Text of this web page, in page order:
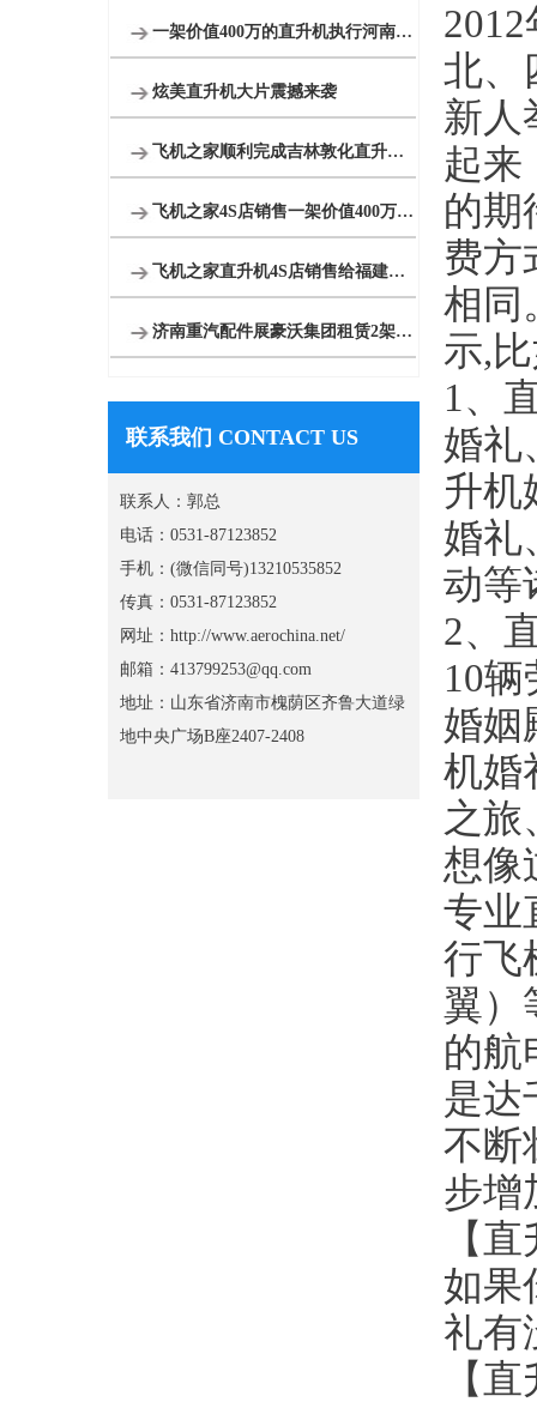
一架价值400万的直升机执行河南商丘林业飞防
炫美直升机大片震撼来袭
飞机之家顺利完成吉林敦化直升机航测
飞机之家4S店销售一架价值400万直升机
飞机之家直升机4S店销售给福建泉州一学校一架直升机
济南重汽配件展豪沃集团租赁2架直升机庆典
联系我们 CONTACT US
联系人：郭总
电话：0531-87123852
手机：(微信同号)13210535852
传真：0531-87123852
网址：http://www.aerochina.net/
邮箱：413799253@qq.com
地址：山东省济南市槐荫区齐鲁大道绿
地中央广场B座2407-2408
北、
新人
起来
的期
费方
相同
示,
1、
婚礼
升机
婚礼
动等
2、
10
婚姻
机婚
之
想像
专业
行飞
翼）
的航
是达
不断
步增
【
如果
礼有
【